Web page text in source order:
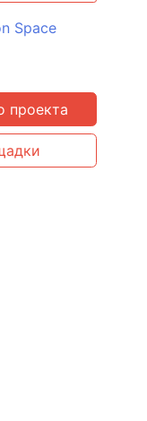
Space
проекта